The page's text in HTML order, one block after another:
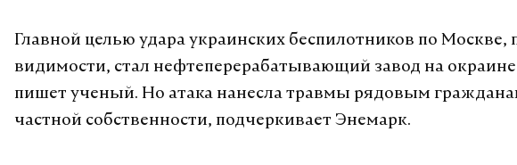
Главной целью удара украинских беспилотников по Москве,
видимости, стал нефтеперерабатывающий завод на окраине
пишет ученый. Но атака нанесла травмы рядовым
частной собственности, подчеркивает Энемарк.